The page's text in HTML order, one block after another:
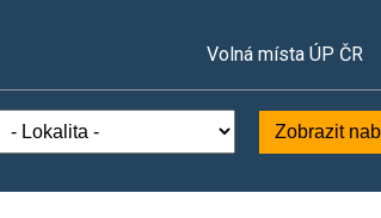
Volná místa ÚP ČR
Zobrazit